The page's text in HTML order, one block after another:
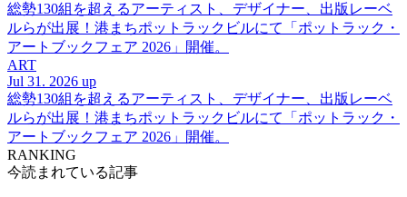
総勢130組を超えるアーティスト、デザイナー、出版レーベ
ルらが出展！港まちポットラックビルにて「ポットラック・
アートブックフェア 2026」開催。
ART
Jul 31. 2026 up
総勢130組を超えるアーティスト、デザイナー、出版レーベ
ルらが出展！港まちポットラックビルにて「ポットラック・
アートブックフェア 2026」開催。
RANKING
今読まれている記事